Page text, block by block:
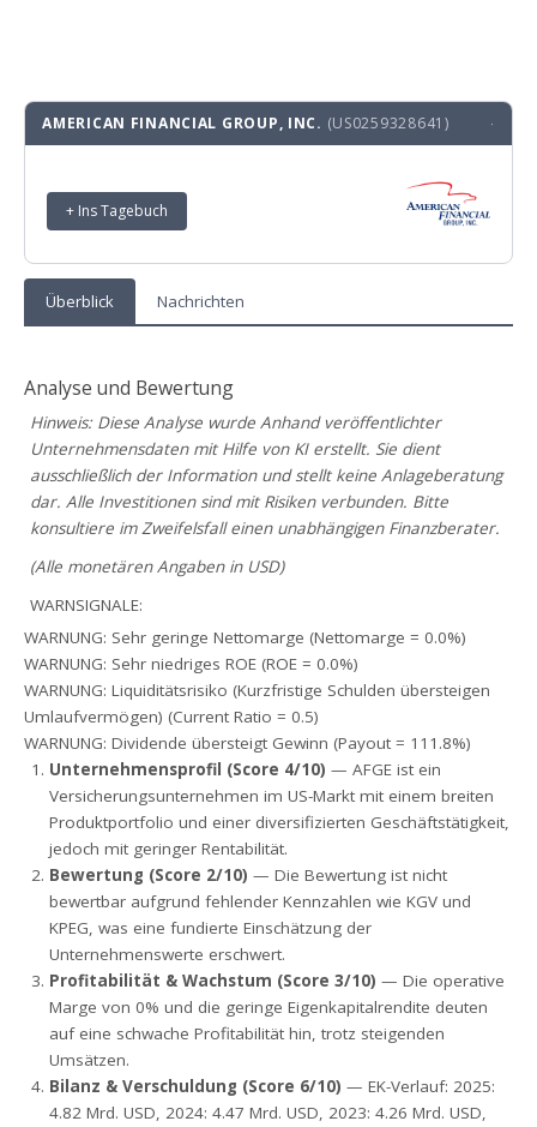
AMERICAN FINANCIAL GROUP, INC. (US0259328641) ·
+ Ins Tagebuch
Überblick Nachrichten
Analyse und Bewertung
Hinweis: Diese Analyse wurde Anhand veröffentlichter
Unternehmensdaten mit Hilfe von KI erstellt. Sie dient
ausschließlich der Information und stellt keine Anlageberatung
dar. Alle Investitionen sind mit Risiken verbunden. Bitte
konsultiere im Zweifelsfall einen unabhängigen Finanzberater.
(Alle monetären Angaben in USD)
WARNSIGNALE:
WARNUNG: Sehr geringe Nettomarge (Nettomarge = 0.0%)
WARNUNG: Sehr niedriges ROE (ROE = 0.0%)
WARNUNG: Liquiditätsrisiko (Kurzfristige Schulden übersteigen
Umlaufvermögen) (Current Ratio = 0.5)
WARNUNG: Dividende übersteigt Gewinn (Payout = 111.8%)
Unternehmensprofil (Score 4/10) — AFGE ist ein
Versicherungsunternehmen im US-Markt mit einem breiten
Produktportfolio und einer diversifizierten Geschäftstätigkeit,
jedoch mit geringer Rentabilität.
Bewertung (Score 2/10) — Die Bewertung ist nicht
bewertbar aufgrund fehlender Kennzahlen wie KGV und
KPEG, was eine fundierte Einschätzung der
Unternehmenswerte erschwert.
Profitabilität & Wachstum (Score 3/10) — Die operative
Marge von 0% und die geringe Eigenkapitalrendite deuten
auf eine schwache Profitabilität hin, trotz steigenden
Umsätzen.
Bilanz & Verschuldung (Score 6/10) — EK-Verlauf: 2025:
4.82 Mrd. USD, 2024: 4.47 Mrd. USD, 2023: 4.26 Mrd. USD,